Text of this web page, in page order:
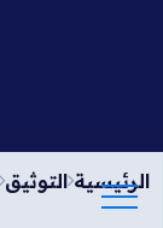
الرئيسية التوثيق